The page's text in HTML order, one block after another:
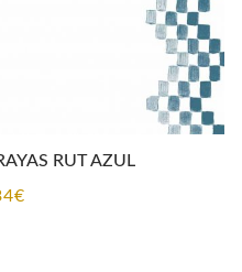
RUT AZUL
€